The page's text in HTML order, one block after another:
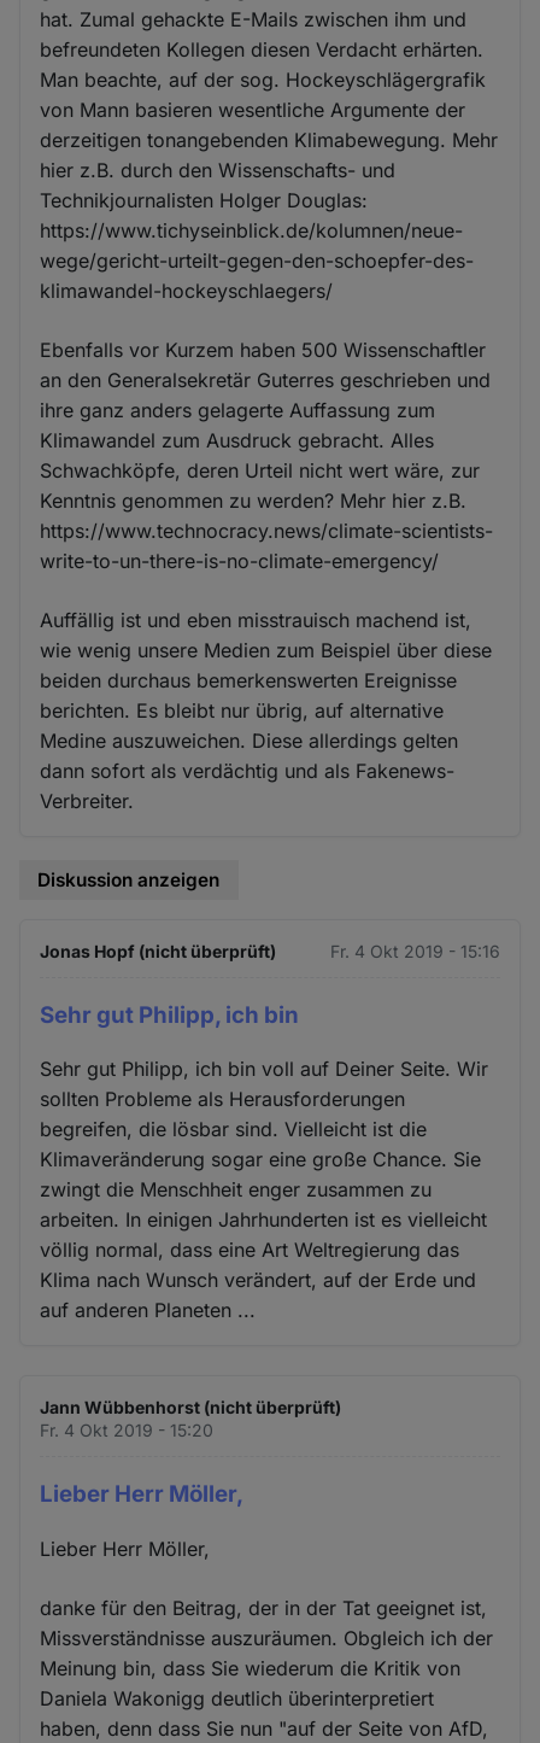
hat. Zumal gehackte E-Mails zwischen ihm und
befreundeten Kollegen diesen Verdacht erhärten.
Man beachte, auf der sog. Hockeyschlägergrafik
von Mann basieren wesentliche Argumente der
derzeitigen tonangebenden Klimabewegung. Mehr
hier z.B. durch den Wissenschafts- und
Technikjournalisten Holger Douglas:
https://www.tichyseinblick.de/kolumnen/neue-
wege/gericht-urteilt-gegen-den-schoepfer-des-
klimawandel-hockeyschlaegers/
Ebenfalls vor Kurzem haben 500 Wissenschaftler
an den Generalsekretär Guterres geschrieben und
ihre ganz anders gelagerte Auffassung zum
Klimawandel zum Ausdruck gebracht. Alles
Schwachköpfe, deren Urteil nicht wert wäre, zur
Kenntnis genommen zu werden? Mehr hier z.B.
https://www.technocracy.news/climate-scientists-
write-to-un-there-is-no-climate-emergency/
Auffällig ist und eben misstrauisch machend ist,
wie wenig unsere Medien zum Beispiel über diese
beiden durchaus bemerkenswerten Ereignisse
berichten. Es bleibt nur übrig, auf alternative
Medine auszuweichen. Diese allerdings gelten
dann sofort als verdächtig und als Fakenews-
Verbreiter.
Diskussion anzeigen
Jonas Hopf (nicht überprüft) Fr. 4 Okt 2019 - 15:16
Sehr gut Philipp, ich bin
Sehr gut Philipp, ich bin voll auf Deiner Seite. Wir
sollten Probleme als Herausforderungen
begreifen, die lösbar sind. Vielleicht ist die
Klimaveränderung sogar eine große Chance. Sie
zwingt die Menschheit enger zusammen zu
arbeiten. In einigen Jahrhunderten ist es vielleicht
völlig normal, dass eine Art Weltregierung das
Klima nach Wunsch verändert, auf der Erde und
auf anderen Planeten ...
Jann Wübbenhorst (nicht überprüft)
Fr. 4 Okt 2019 - 15:20
Lieber Herr Möller,
Lieber Herr Möller,
danke für den Beitrag, der in der Tat geeignet ist,
Missverständnisse auszuräumen. Obgleich ich der
Meinung bin, dass Sie wiederum die Kritik von
Daniela Wakonigg deutlich überinterpretiert
haben, denn dass Sie nun "auf der Seite von AfD,